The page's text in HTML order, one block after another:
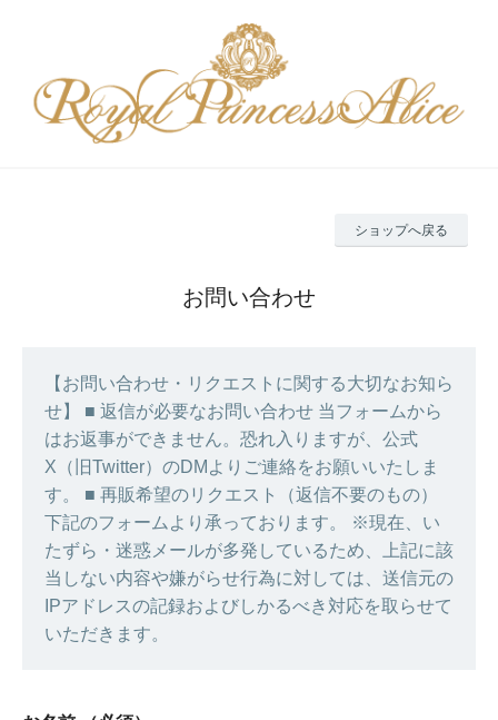
ショップへ戻る
お問い合わせ
【お問い合わせ・リクエストに関する大切なお知ら
せ】 ■ 返信が必要なお問い合わせ 当フォームから
はお返事ができません。恐れ入りますが、公式
X（旧Twitter）のDMよりご連絡をお願いいたしま
す。 ■ 再販希望のリクエスト（返信不要のもの）
下記のフォームより承っております。 ※現在、い
たずら・迷惑メールが多発しているため、上記に該
当しない内容や嫌がらせ行為に対しては、送信元の
IPアドレスの記録およびしかるべき対応を取らせて
いただきます。